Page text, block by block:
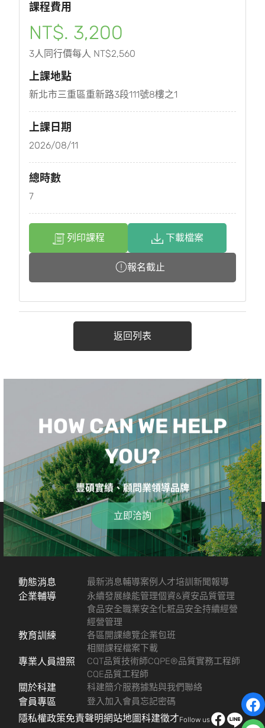
課程費用
NT$. 3,200
3人同行價每人 NT$2,560
上課地點
新北市三重區重新路3段111號8樓之1
上課日期
2026/08/11
總時數
7
列印課程 下載檔案
報名截止
返回列表
HOW CAN WE HELP
YOU?
豐碩實績、顧問業領導品牌
立即洽詢
動態消息 最新消息輔導案例 人才培訓新聞報導
企業輔導 永續發展綠能管理個資&資安品質管理
食品安全職業安全化粧品安全持續經營
經營管理
教育訓練 各區開課總覽企業包班
相關課程檔案下載
專業人員證照 CQT品質技術師CQPE®品質實務工程師
CQE品質工程師
關於科建 科建簡介服務據點與我們聯絡
會員專區 登入加入會員忘記密碼
隱私權政策免責聲明網站地圖科建徵才Follow us